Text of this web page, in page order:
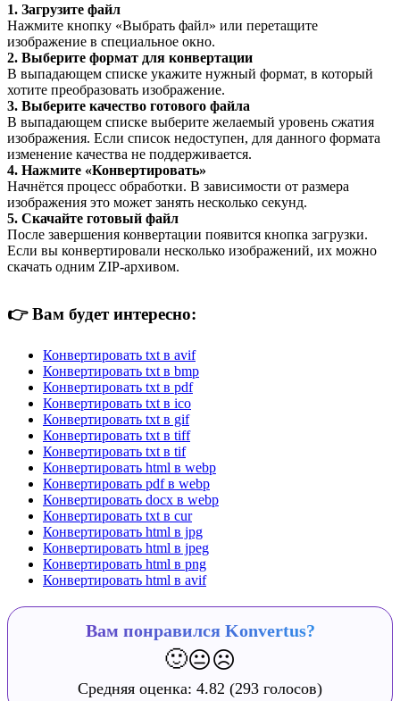
1. Загрузите файл
Нажмите кнопку «Выбрать файл» или перетащите
изображение в специальное окно.
2. Выберите формат для конвертации
В выпадающем списке укажите нужный формат, в который
хотите преобразовать изображение.
3. Выберите качество готового файла
В выпадающем списке выберите желаемый уровень сжатия
изображения. Если список недоступен, для данного формата
изменение качества не поддерживается.
4. Нажмите «Конвертировать»
Начнётся процесс обработки. В зависимости от размера
изображения это может занять несколько секунд.
5. Скачайте готовый файл
После завершения конвертации появится кнопка загрузки.
Если вы конвертировали несколько изображений, их можно
скачать одним ZIP-архивом.
👉Вам будет интересно:
Конвертировать txt в avif
Конвертировать txt в bmp
Конвертировать txt в pdf
Конвертировать txt в ico
Конвертировать txt в gif
Конвертировать txt в tiff
Конвертировать txt в tif
Конвертировать html в webp
Конвертировать pdf в webp
Конвертировать docx в webp
Конвертировать txt в cur
Конвертировать html в jpg
Конвертировать html в jpeg
Конвертировать html в png
Конвертировать html в avif
Вам понравился Konvertus?
🙂😐☹️
Средняя оценка: 4.82 (293 голосов)